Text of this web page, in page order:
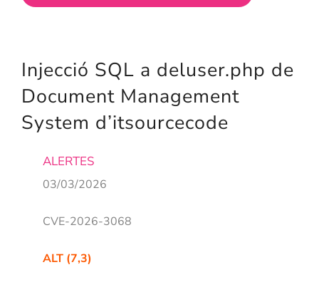
Injecció SQL a deluser.php de
Document Management
System d’itsourcecode
ALERTES
03/03/2026
CVE-2026-3068
ALT (7,3)